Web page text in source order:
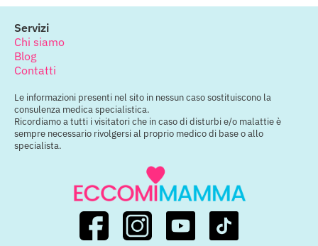
Servizi
Chi siamo
Blog
Contatti
Le informazioni presenti nel sito in nessun caso sostituiscono la
consulenza medica specialistica.
Ricordiamo a tutti i visitatori che in caso di disturbi e/o malattie è
sempre necessario rivolgersi al proprio medico di base o allo
specialista.